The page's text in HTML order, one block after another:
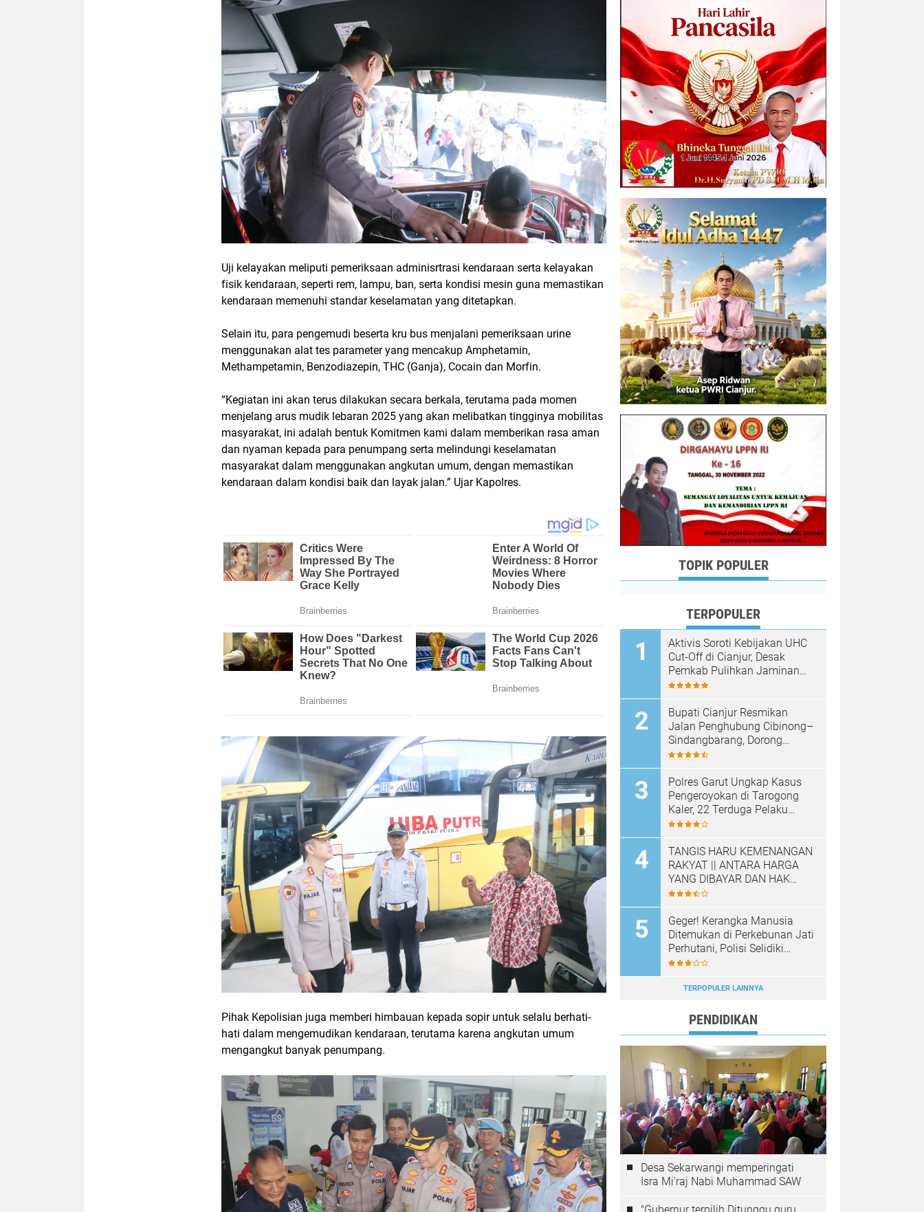
Uji kelayakan meliputi pemeriksaan adminisrtrasi kendaraan serta kelayakan
fisik kendaraan, seperti rem, lampu, ban, serta kondisi mesin guna memastikan
kendaraan memenuhi standar keselamatan yang ditetapkan.
Selain itu, para pengemudi beserta kru bus menjalani pemeriksaan urine
menggunakan alat tes parameter yang mencakup Amphetamin,
Methampetamin, Benzodiazepin, THC (Ganja), Cocain dan Morfin.
“Kegiatan ini akan terus dilakukan secara berkala, terutama pada momen
menjelang arus mudik lebaran 2025 yang akan melibatkan tingginya mobilitas
masyarakat, ini adalah bentuk Komitmen kami dalam memberikan rasa aman
dan nyaman kepada para penumpang serta melindungi keselamatan
masyarakat dalam menggunakan angkutan umum, dengan memastikan
kendaraan dalam kondisi baik dan layak jalan.” Ujar Kapolres.
Pihak Kepolisian juga memberi himbauan kepada sopir untuk selalu berhati-
hati dalam mengemudikan kendaraan, terutama karena angkutan umum
mengangkut banyak penumpang.
TOPIK POPULER
TERPOPULER
Aktivis Soroti Kebijakan UHC
Cut-Off di Cianjur, Desak
Pemkab Pulihkan Jaminan
Kesehatan Warga
Bupati Cianjur Resmikan
Jalan Penghubung Cibinong–
Sindangbarang, Dorong
Konektivitas dan
Cianjur Selatan
Polres Garut Ungkap Kasus
Pengeroyokan di Tarogong
Kaler, 22 Terduga Pelaku
Berhasil Diamankan
TANGIS HARU KEMENANGAN
RAKYAT || ANTARA HARGA
YANG DIBAYAR DAN HAK
YANG DIRAMPAS
Geger! Kerangka Manusia
Ditemukan di Perkebunan Jati
Perhutani, Polisi Selidiki
Identitas Korban
TERPOPULER LAINNYA
PENDIDIKAN
Desa Sekarwangi memperingati
Isra Mi'raj Nabi Muhammad SAW